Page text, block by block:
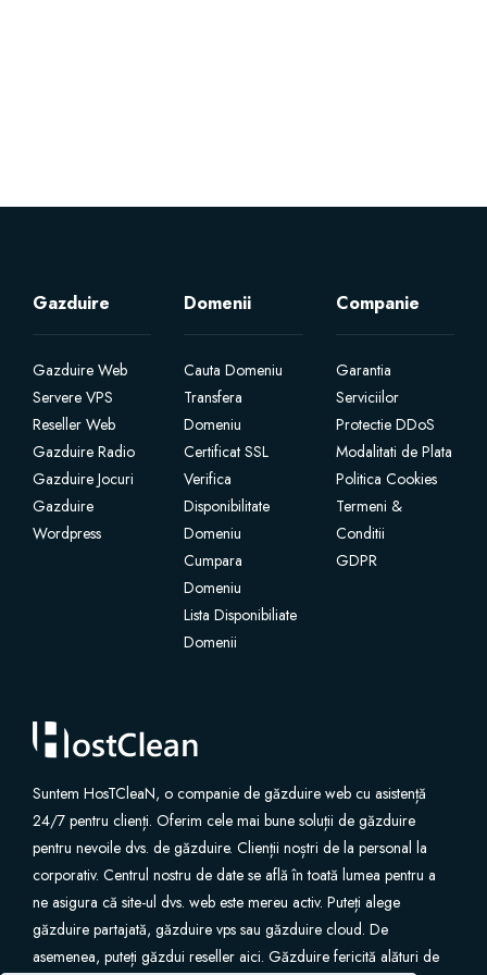
Licente cPanel WHM / WHMSonic
Servere Dedicate
Aplicatii Mobil
Certificate SSL
Website Backup
VPN
SEO Tools
Gazduire
Gazduire Web
Servere VPS
Reseller Web
Gazduire Radio
Gazduire Jocuri
Gazduire
Wordpress
Domenii
Cauta Domeniu
Transfera
Domeniu
Certificat SSL
Verifica
Disponibilitate
Domeniu
Cumpara
Domeniu
Lista Disponibiliate
Domenii
Companie
Garantia
Serviciilor
Protectie DDoS
Modalitati de Plata
Politica Cookies
Termeni &
Conditii
GDPR
Suntem HosTCleaN, o companie de găzduire web cu asistență
24/7 pentru clienți. Oferim cele mai bune soluții de găzduire
pentru nevoile dvs. de găzduire. Clienții noștri de la personal la
corporativ. Centrul nostru de date se află în toată lumea pentru a
ne asigura că site-ul dvs. web este mereu activ. Puteți alege
găzduire partajată, găzduire vps sau găzduire cloud. De
asemenea, puteți găzdui reseller aici. Găzduire fericită alături de